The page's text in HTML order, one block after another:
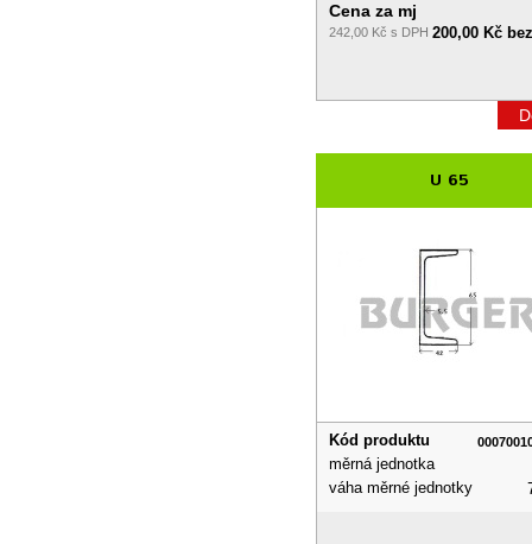
Cena za mj
242,00 Kč s DPH 200,00 Kč
U 65
Kód produktu
měrná jednotka
váha měrné jednotky